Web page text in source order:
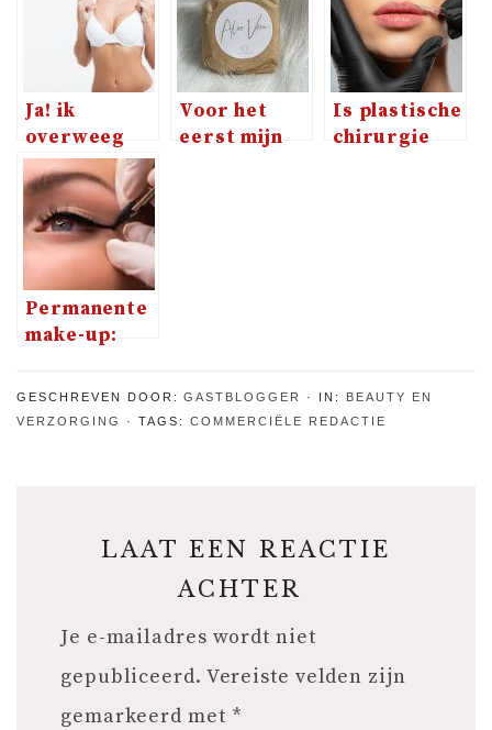
Ja! ik
overweeg
wel eens
mijn borsten
te laten
doen.
Voor het
eerst mijn
Is plastische
chirurgie
Permanente
make-up:
ga ik het
doen?
GESCHREVEN DOOR: GASTBLOGGER IN: BEAUTY EN
VERZORGING
TAGS: COMMERCIËLE REDACTIE
LAAT EEN REACTIE
ACHTER
Je e-mailadres wordt niet
gepubliceerd. Vereiste velden zijn
gemarkeerd met *